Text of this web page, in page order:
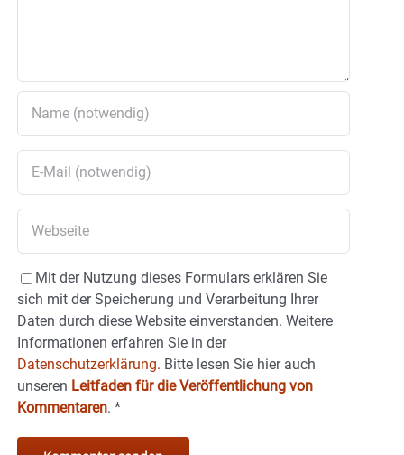
Mit der Nutzung dieses Formulars erklären Sie
sich mit der Speicherung und Verarbeitung Ihrer
Daten durch diese Website einverstanden. Weitere
Informationen erfahren Sie in der
Datenschutzerklärung. Bitte lesen Sie hier auch
unseren Leitfaden für die Veröffentlichung von
Kommentaren. *